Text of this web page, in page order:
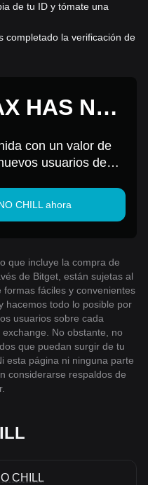
de tu ID y tómate una
completado la verificación de
HAS NO
con un valor de
usuarios de
CHILL ahora
que incluye la compra de
de Bitget, están sujetas al
fáciles y convenientes
hacemos todo lo posible por
usuarios sobre cada
No obstante, no
que puedan surgir de tu
esta página ni ninguna parte
considerarse respaldos de
CHILL